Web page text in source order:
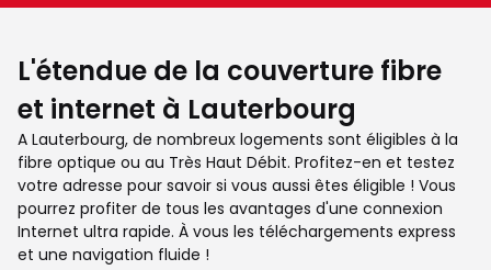
L'étendue de la couverture fibre
et internet à Lauterbourg
A Lauterbourg, de nombreux logements sont éligibles à la
fibre optique ou au Très Haut Débit. Profitez-en et testez
votre adresse pour savoir si vous aussi êtes éligible ! Vous
pourrez profiter de tous les avantages d'une connexion
Internet ultra rapide. À vous les téléchargements express
et une navigation fluide !